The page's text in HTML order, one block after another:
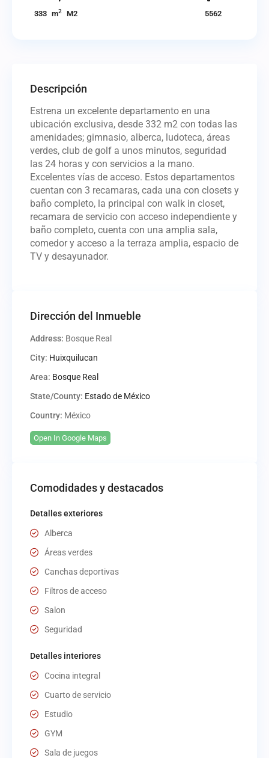
333 m2 M2 5562
Descripción
Estrena un excelente departamento en una
ubicación exclusiva, desde 332 m2 con todas las
amenidades; gimnasio, alberca, ludoteca, áreas
verdes, club de golf a unos minutos, seguridad
las 24 horas y con servicios a la mano.
Excelentes vías de acceso. Estos departamentos
cuentan con 3 recamaras, cada una con closets y
baño completo, la principal con walk in closet,
recamara de servicio con acceso independiente y
baño completo, cuenta con una amplia sala,
comedor y acceso a la terraza amplia, espacio de
TV y desayunador.
Dirección del Inmueble
Address: Bosque Real
City: Huixquilucan
Area: Bosque Real
State/County: Estado de México
Country: México
Open In Google Maps
Comodidades y destacados
Detalles exteriores
Alberca
Áreas verdes
Canchas deportivas
Filtros de acceso
Salon
Seguridad
Detalles interiores
Cocina integral
Cuarto de servicio
Estudio
GYM
Sala de juegos